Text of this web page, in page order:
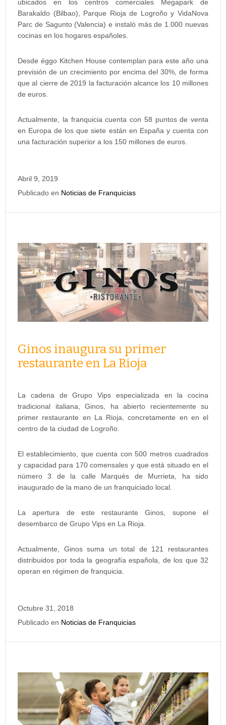
ubicados en los centros comerciales Megapark de
Barakaldo (Bilbao), Parque Rioja de Logroño y VidaNova
Parc de Sagunto (Valencia) e instaló más de 1.000 nuevas
cocinas en los hogares españoles.
Desde éggo Kitchen House contemplan para este año una
previsión de un crecimiento por encima del 30%, de forma
que al cierre de 2019 la facturación alcance los 10 millones
de euros.
Actualmente, la franquicia cuenta con 58 puntos de venta
en Europa de los que siete están en España y cuenta con
una facturación superior a los 150 millones de euros.
Abril 9, 2019
Publicado en Noticias de Franquicias
Ginos inaugura su primer
restaurante en La Rioja
La cadena de Grupo Vips especializada en la cocina
tradicional italiana, Ginos, ha abierto recientemente su
primer restaurante en La Rioja, concretamente en en el
centro de la ciudad de Logroño.
El establecimiento, que cuenta con 500 metros cuadrados
y capacidad para 170 comensales y que está situado en el
número 3 de la calle Marqués de Murrieta, ha sido
inaugurado de la mano de un franquiciado local.
La apertura de este restaurante Ginos, supone el
desembarco de Grupo Vips en La Rioja.
Actualmente, Ginos suma un total de 121 restaurantes
distribuidos por toda la geografía española, de los que 32
operan en régimen de franquicia.
Octubre 31, 2018
Publicado en Noticias de Franquicias